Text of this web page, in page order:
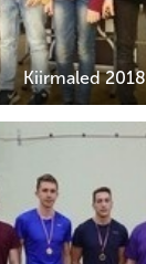
Kiirmaled 2018